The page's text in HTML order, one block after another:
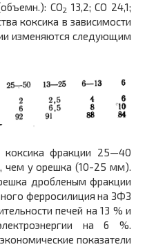
CO2 13,2; СО 24,1;
коксика в зависимости
изменяются следующим
коксика фракции 25—40
чем у орешка (10-25 мм).
дробленым фракции
ферросилиция на ЗФЗ
печей на 13 % и
на 6 %.
показатели